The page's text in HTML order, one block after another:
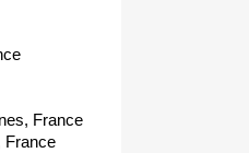
France
France